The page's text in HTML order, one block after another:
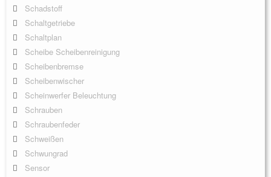
Schadstoff
Schaltgetriebe
Schaltplan
Scheibe Scheibenreinigung
Scheibenbremse
Scheibenwischer
Scheinwerfer Beleuchtung
Schrauben
Schraubenfeder
Schweißen
Schwungrad
Sensor